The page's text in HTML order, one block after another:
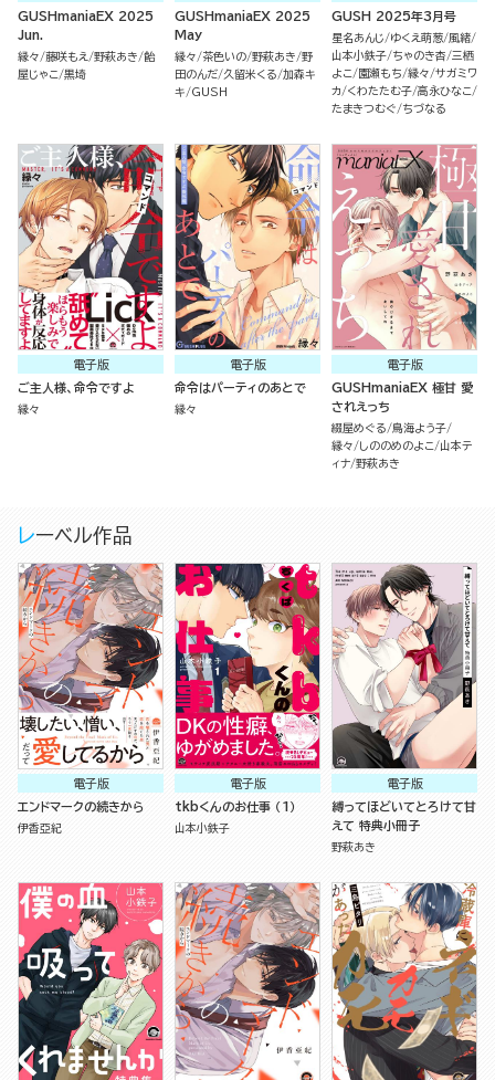
GUSHmaniaEX 2025
Jun.
縁々 藤咲もえ 野萩あき 飴
屋じゃこ 黒埼
GUSHmaniaEX 2025
May
縁々 茶色いの 野萩あき 野
田のんだ 久留米くる 加森キ
キ
GUSH
GUSH 2025年3月号
星名あんじ ゆくえ萌葱 風緒
山本小鉄子 ちゃのき杏 三栖
よこ
園瀬もち 縁々 サガミワ
カ
くわたたむ子 高永ひなこ
たまきつむぐ
ちづなる
電子版
ご主人様、命令ですよ
縁々
電子版
命令はパーティのあとで
縁々
電子版
GUSHmaniaEX 極甘 愛
されえっち
綴屋めぐる
鳥海よう子
縁々
しののめのよこ
山本テ
ィナ 野萩あき
レーベル作品
電子版
エンドマークの続きから
伊香亞紀
電子版
tkbくんのお仕事 （1）
山本小鉄子
電子版
縛ってほどいてとろけて甘
えて 特典小冊子
野萩あき